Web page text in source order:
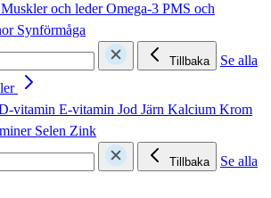
Muskler och lederOmega-3 PMS och
Synförmåga
Tillbaka
Se alla
vitamin E-vitamin Jod Järn Kalcium Krom
Selen Zink
Tillbaka
Se alla